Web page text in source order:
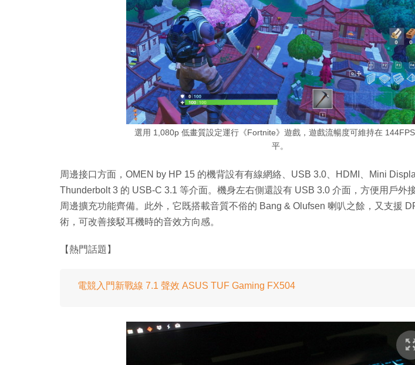
選用 1,080p 低畫質設定運行《Fortnite》遊戲，遊戲流暢度可維持在
平。
周邊接口方面，OMEN by HP 15 的機背設有有線網絡、USB 3.0、HDMI、Mini
Thunderbolt 3 的 USB-C 3.1 等介面。機身左右側還設有 USB 3.0 介面，方便用戶外
周邊擴充功能齊備。此外，它既搭載音質不俗的 Bang & Olufsen 喇叭之餘，又支援
術，可改善接駁耳機時的音效方向感。
【熱門話題】
電競入門新戰線 7.1 聲效 ASUS TUF Gaming FX504